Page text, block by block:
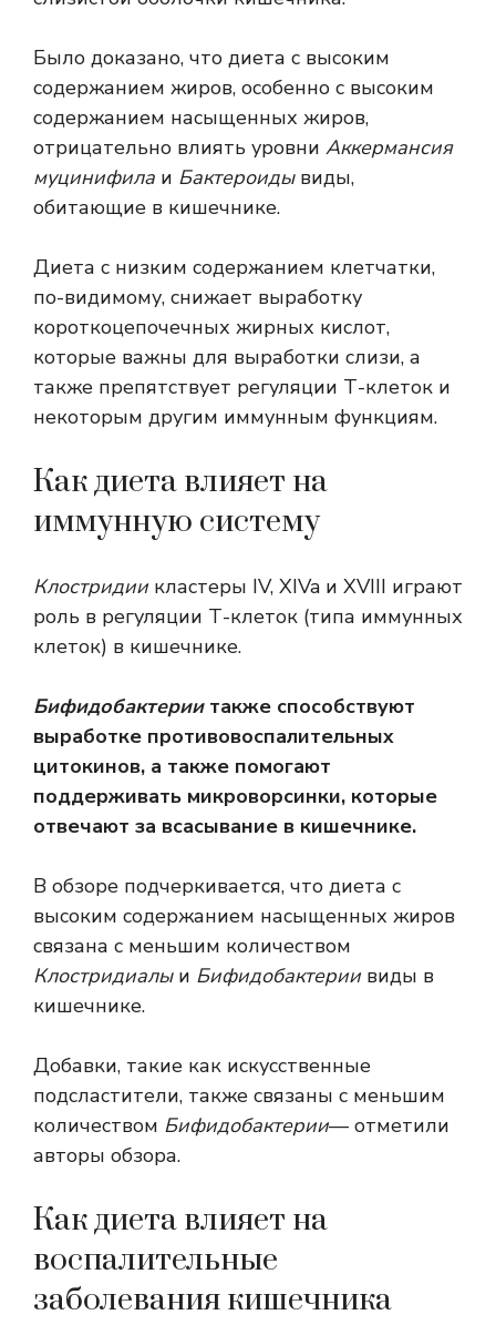
Было доказано, что диета с высоким
содержанием жиров, особенно с высоким
содержанием насыщенных жиров,
отрицательно влиять уровни Аккермансия
муцинифила и Бактероиды виды,
обитающие в кишечнике.
Диета с низким содержанием клетчатки,
по-видимому, снижает выработку
короткоцепочечных жирных кислот,
которые важны для выработки слизи, а
также препятствует регуляции Т-клеток и
некоторым другим иммунным функциям.
Как диета влияет на
иммунную систему
Клостридиикластеры IV, XIVa и XVIII играют
роль в регуляции Т-клеток (типа иммунных
клеток) в кишечнике.
Бифидобактериитакже способствуют
выработке противовоспалительных
цитокинов, а также помогают
поддерживать микроворсинки, которые
отвечают за всасывание в кишечнике.
В обзоре подчеркивается, что диета с
высоким содержанием насыщенных жиров
связана с меньшим количеством
Клостридиалыи Бифидобактериивиды в
кишечнике.
Добавки, такие как искусственные
подсластители, также связаны с меньшим
количеством Бифидобактерии— отметили
авторы обзора.
Как диета влияет на
воспалительные
заболевания кишечника